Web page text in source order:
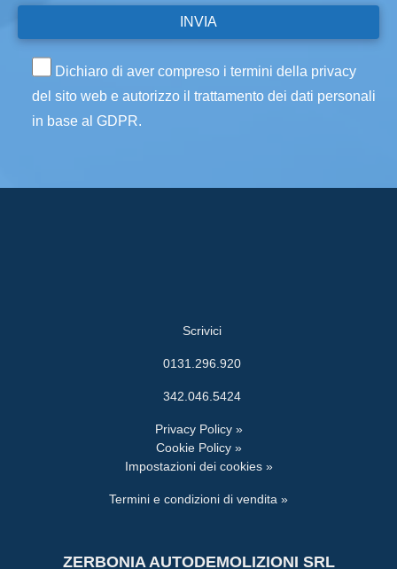
Dichiaro di aver compreso i termini della privacy
del sito web e autorizzo il trattamento dei dati personali
in base al GDPR.
Scrivici
0131.296.920
342.046.5424
Privacy Policy »
Cookie Policy »
Impostazioni dei cookies »
Termini e condizioni di vendita »
ZERBONIA AUTODEMOLIZIONI SRL